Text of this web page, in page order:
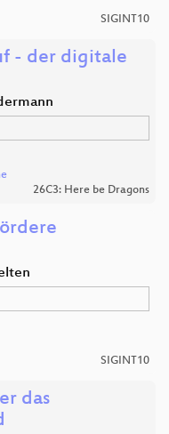
SIGINT10
- der digitale
26C3: Here be Dragons
SIGINT10
das